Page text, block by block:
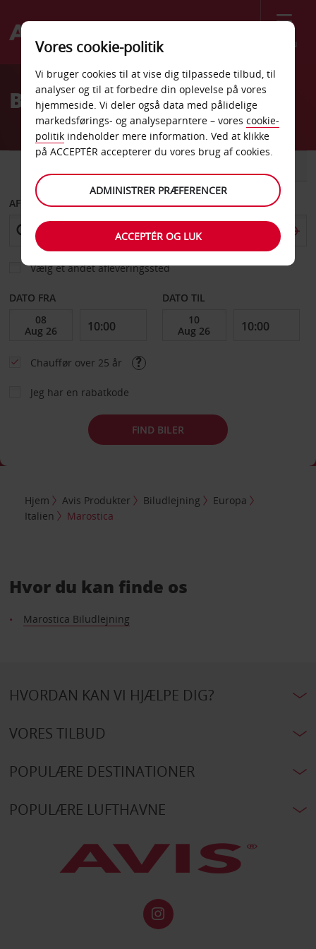
Menu
Welcome
AvisBilleje Marostica
AFHENT FRA
Vælg et andet afleveringssted
DATO FRA DATO TIL
Chauffør over 25 år
Jeg har en rabatkode
FIND BILER
Hjem Avis Produkter Biludlejning
Europa
Italien
Marostica
Hvor du kan finde os
Marostica Biludlejning
HVORDAN KAN VI HJÆLPE DIG?
VORES TILBUD
POPULÆRE DESTINATIONER
POPULÆRE LUFTHAVNE
Vores cookie-politik
Vi bruger cookies til at vise dig tilpassede tilbud, til
analyser og til at forbedre din oplevelse på vores
hjemmeside. Vi deler også data med pålidelige
markedsførings- og analyseparntere – vores cookie-
politik indeholder mere information. Ved at klikke
på ACCEPTÉR accepterer du vores brug af cookies.
ADMINISTRER PRÆFERENCER
ACCEPTÉR OG LUK